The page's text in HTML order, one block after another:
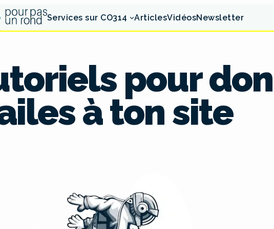
Services sur CO314 ArticlesVidéosNewsletter
pour
à ton site